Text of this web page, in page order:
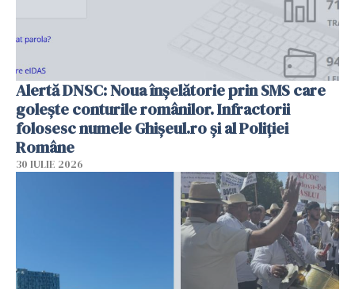
Alertă DNSC: Noua înșelătorie prin SMS care
golește conturile românilor. Infractorii
folosesc numele Ghișeul.ro și al Poliției
Române
30 IULIE 2026